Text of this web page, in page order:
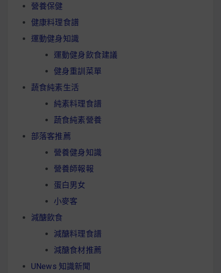
營養保健
健康料理食譜
運動健身知識
運動健身飲食建議
健身重訓菜單
蔬食純素生活
純素料理食譜
蔬食純素營養
部落客推薦
營養健身知識
營養師報報
蛋白男女
小麥客
減醣飲食
減醣料理食譜
減醣食材推薦
UNews 知識新聞